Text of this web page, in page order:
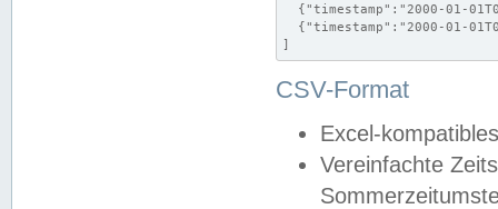
{"timestamp":"2000-01-
{"timestamp":"2000-01-
]
CSV-Format
Excel-
Vereinfachte